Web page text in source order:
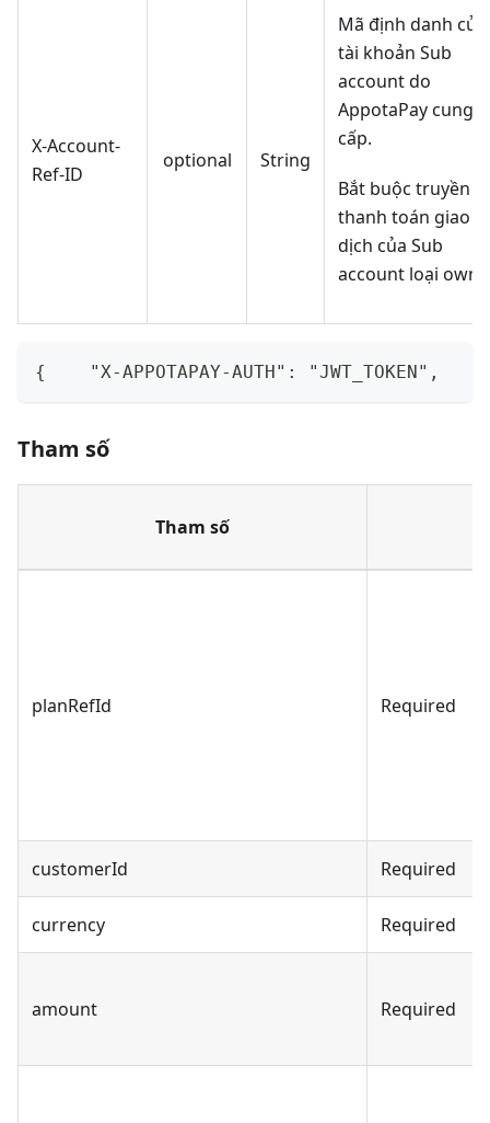
X-Account-
Ref-ID
optional String
Mã định danh của
tài khoản Sub
account do
AppotaPay cung
cấp.
Bắt buộc truyền
thanh toán giao
dịch của Sub
account loại
{    "X-APPOTAPAY-AUTH":
Tham số
Tham số
planRefId Required
customerId Required
currency Required
amount Required